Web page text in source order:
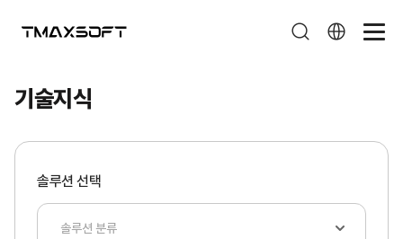
기술지식
기술지식
솔루션 선택